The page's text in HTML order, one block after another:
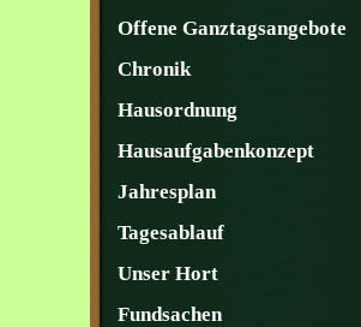
Offene Ganztagsangebote
Chronik
Hausordnung
Hausaufgabenkonzept
Jahresplan
Tagesablauf
Unser Hort
Fundsachen